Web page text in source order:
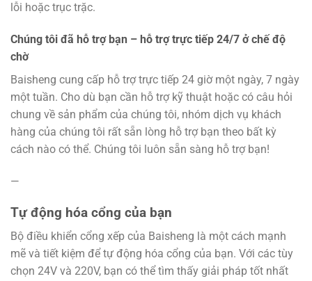
lỗi hoặc trục trặc.
Chúng tôi đã hỗ trợ bạn – hỗ trợ trực tiếp 24/7 ở chế độ
chờ
Baisheng cung cấp hỗ trợ trực tiếp 24 giờ một ngày, 7 ngày
một tuần. Cho dù bạn cần hỗ trợ kỹ thuật hoặc có câu hỏi
chung về sản phẩm của chúng tôi, nhóm dịch vụ khách
hàng của chúng tôi rất sẵn lòng hỗ trợ bạn theo bất kỳ
cách nào có thể. Chúng tôi luôn sẵn sàng hỗ trợ bạn!
—
Tự động hóa cổng của bạn
Bộ điều khiển cổng xếp của Baisheng là một cách mạnh
mẽ và tiết kiệm để tự động hóa cổng của bạn. Với các tùy
chọn 24V và 220V, bạn có thể tìm thấy giải pháp tốt nhất